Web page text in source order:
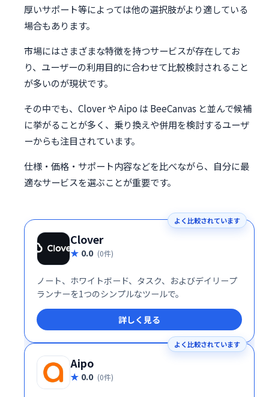
厚いサポート等によっては他の選択肢がより適している
場合もあります。
市場にはさまざまな特徴を持つサービスが存在してお
り、ユーザーの利用目的に合わせて比較検討されること
が多いのが現状です。
その中でも、Clover や Aipo は BeeCanvas と並んで候補
に挙がることが多く、乗り換えや併用を検討するユーザ
ーからも注目されています。
仕様・価格・サポート内容などを比べながら、自分に最
適なサービスを選ぶことが重要です。
よく比較されています
Clover
0.0 (0件)
ノート、ホワイトボード、タスク、およびデイリープ
ランナーを1つのシンプルなツールで。
詳しく見る
よく比較されています
Aipo
0.0 (0件)